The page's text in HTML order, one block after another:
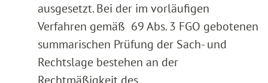
ausgesetzt. Bei der im vorläufigen
Verfahren gemäß 69 Abs. 3 FGO gebotenen
summarischen Prüfung der Sach- und
Rechtslage bestehen an der